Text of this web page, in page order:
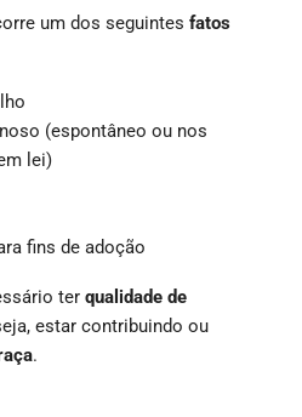
um dos seguintes fatos
(espontâneo ou nos
lei)
fins de adoção
ter qualidade de
estar contribuindo ou
.